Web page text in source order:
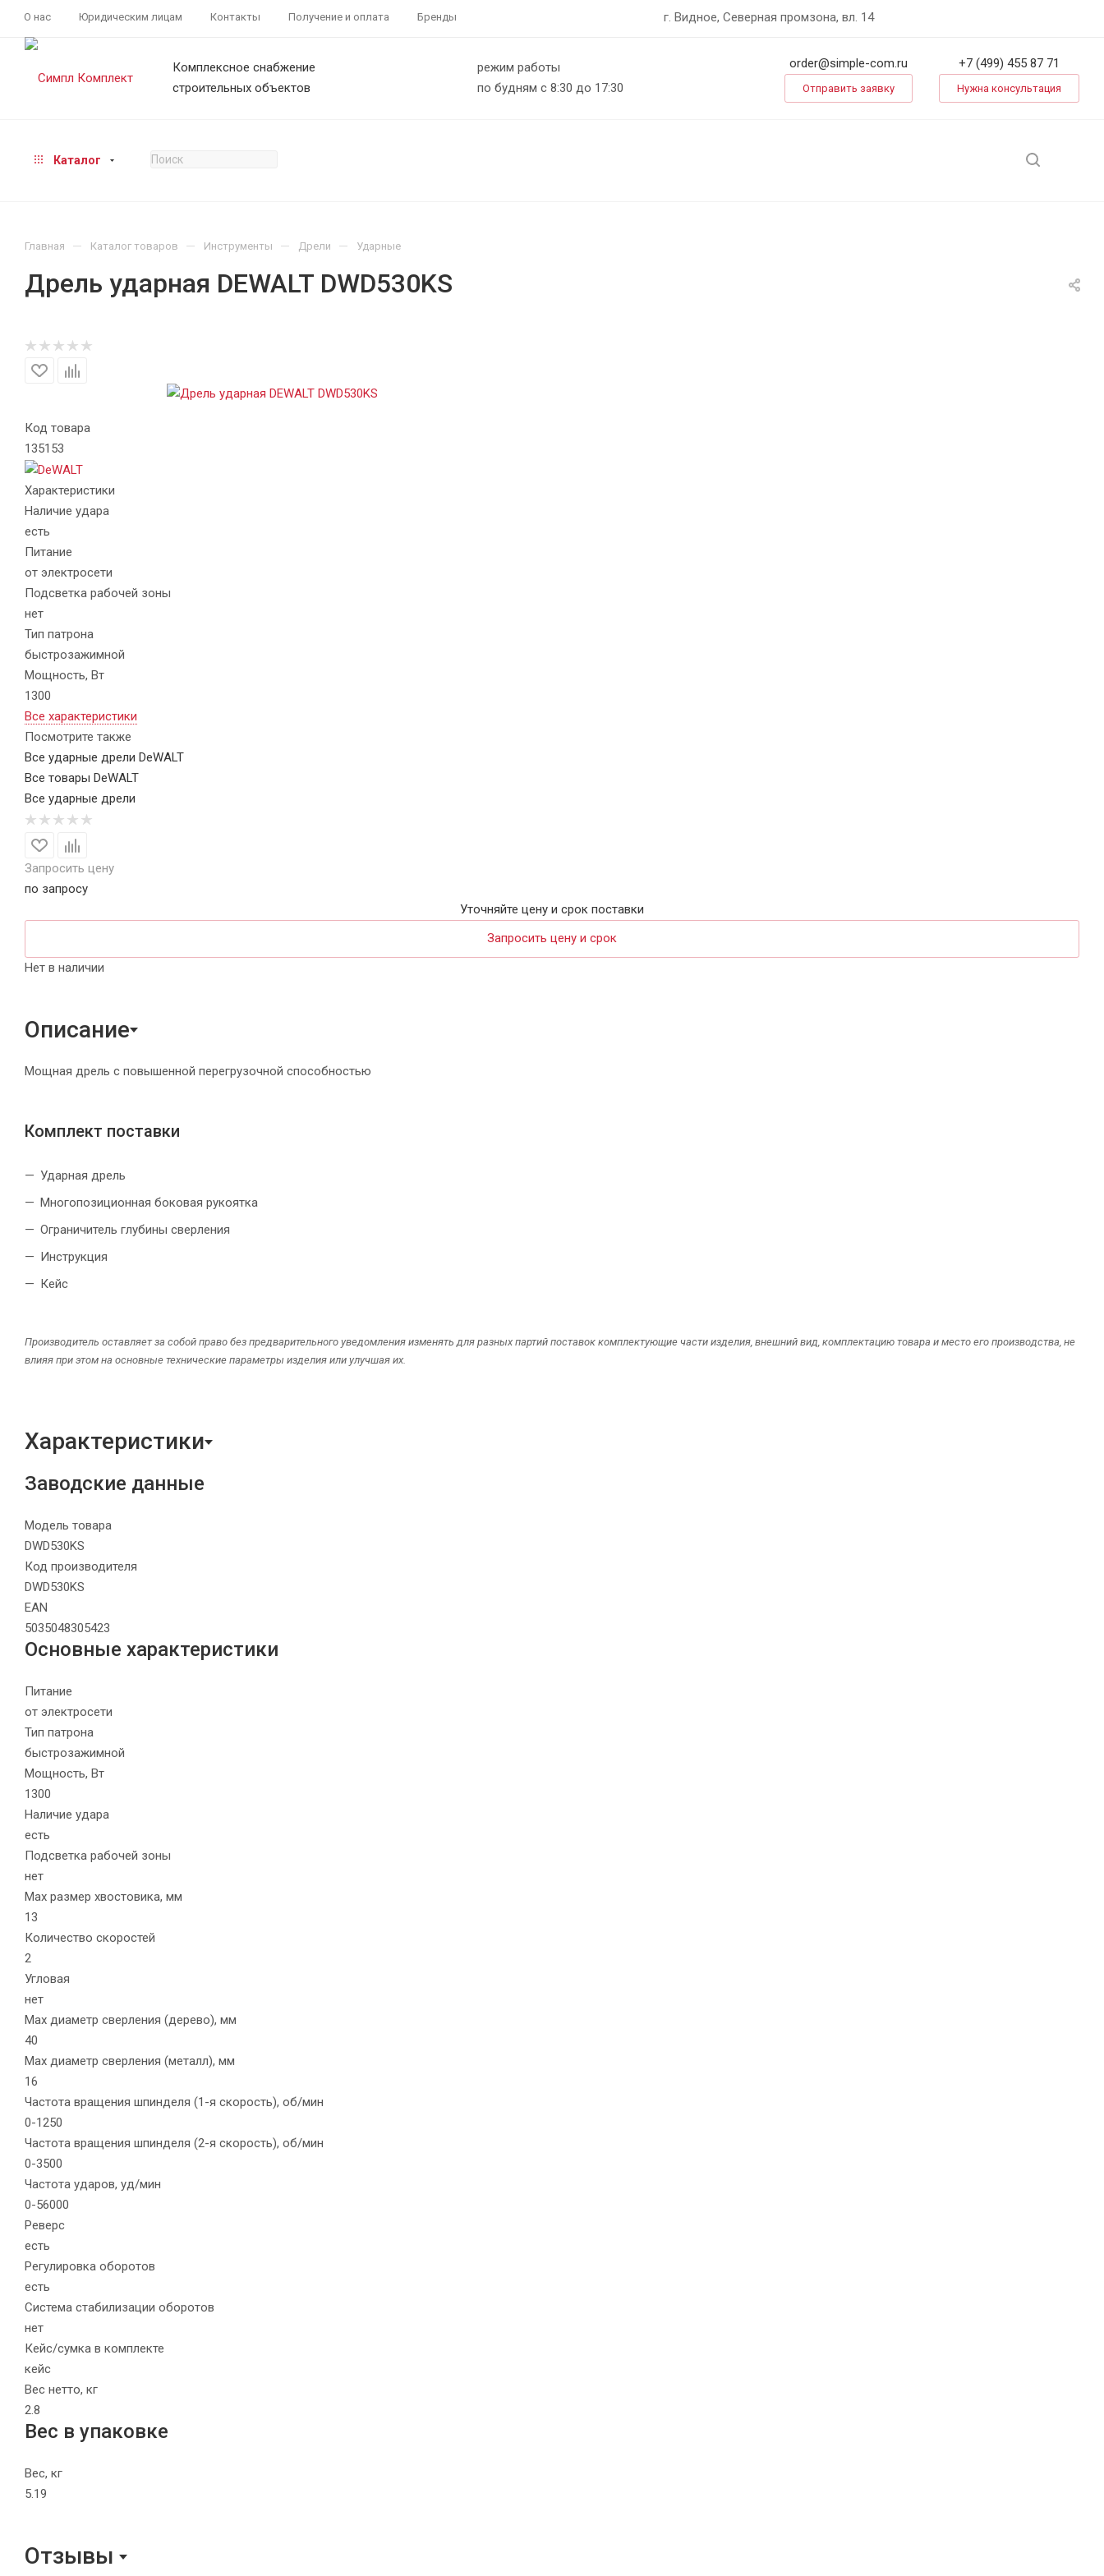
О нас Юридическим лицам Контакты Получение и оплата Бренды г. Видное, Северная промзона, вл. 14
Комплексное снабжение
строительных объектов
режим работы
по будням с 8:30 до 17:30
order@simple-com.ru
Отправить заявку
+7 (499) 455 87 71
Нужна консультация
Каталог
Главная — Каталог товаров — Инструменты — Дрели — Ударные
Дрель ударная DEWALT DWD530KS
Код товара
135153
Характеристики
Наличие удара
есть
Питание
от электросети
Подсветка рабочей зоны
нет
Тип патрона
быстрозажимной
Мощность, Вт
1300
Все характеристики
Посмотрите также
Все ударные дрели DeWALT
Все товары DeWALT
Все ударные дрели
Запросить цену
по запросу
Уточняйте цену и срок поставки
Запросить цену и срок
Нет в наличии
Описание
Мощная дрель с повышенной перегрузочной способностью
Комплект поставки
Ударная дрель
Многопозиционная боковая рукоятка
Ограничитель глубины сверления
Инструкция
Кейс
Производитель оставляет за собой право без предварительного уведомления изменять для разных партий поставок комплектующие части изделия, внешний вид, комплектацию товара и место его производства, не
влияя при этом на основные технические параметры изделия или улучшая их.
Характеристики
Заводские данные
Модель товара
DWD530KS
Код производителя
DWD530KS
EAN
5035048305423
Основные характеристики
Питание
от электросети
Тип патрона
быстрозажимной
Мощность, Вт
1300
Наличие удара
есть
Подсветка рабочей зоны
нет
Max размер хвостовика, мм
13
Количество скоростей
2
Угловая
нет
Max диаметр сверления (дерево), мм
40
Max диаметр сверления (металл), мм
16
Частота вращения шпинделя (1-я скорость), об/мин
0-1250
Частота вращения шпинделя (2-я скорость), об/мин
0-3500
Частота ударов, уд/мин
0-56000
Реверс
есть
Регулировка оборотов
есть
Система стабилизации оборотов
нет
Кейс/сумка в комплекте
кейс
Вес нетто, кг
2.8
Вес в упаковке
Вес, кг
5.19
Отзывы